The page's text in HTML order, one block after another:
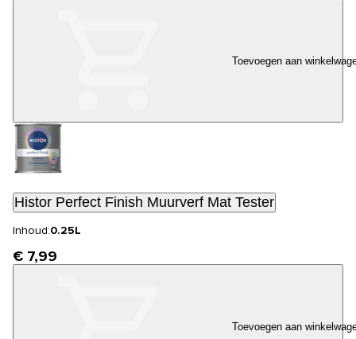
Toevoegen aan
Histor Perfect Finish Muurverf Mat Tester
Inhoud:0.25L
€ 7,99
Toevoegen aan